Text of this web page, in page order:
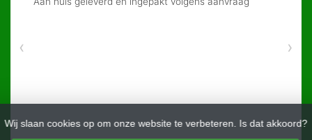
Wij slaan cookies op om onze website te verbeteren. Is dat akkoord?